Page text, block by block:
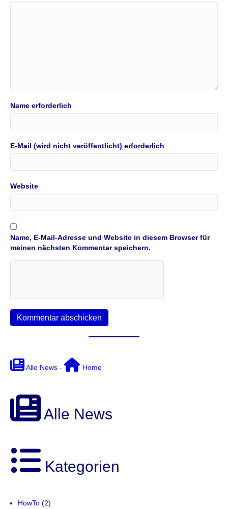
Name erforderlich
E-Mail (wird nicht veröffentlicht) erforderlich
Website
Name, E-Mail-Adresse und Website in diesem Browser für
meinen nächsten Kommentar speichern.
Alle News - Home
Alle News
Kategorien
HowTo (2)